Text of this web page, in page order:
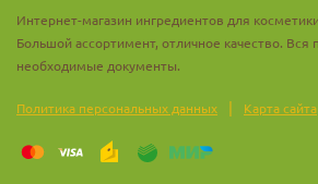
Интернет-магазин ингредиентов для
Большой ассортимент, отличное качество. Вся
необходимые документы.
Политика персональных данных | Карта сайта